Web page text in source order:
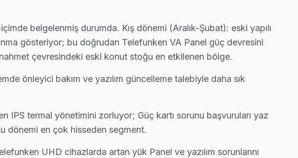
distribütör parçası kullanıyoruz.
sayesinde ekibin konumunu anlık görebiliyorsunuz.
gizli arıza denetimi ücretsiz.
belgelenmiş durumda. Kış dönemi (Aralık-Şubat): eski yapılı
gösteriyor; bu doğrudan Telefunken VA Panel güç devresini
çevresindeki eski konut stoğu en etkilenen bölge.
önleyici bakım ve yazılım güncelleme talebiyle daha sık
IPS termal yönetimini zorluyor; Güç kartı sorunu başvuruları yaz
dönemi en çok hisseden segment.
UHD cihazlarda artan yük Panel ve yazılım sorunlarını